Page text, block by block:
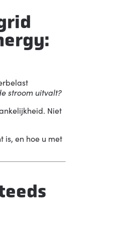
:
stroom uitvalt?
Niet
is, en hoe u met